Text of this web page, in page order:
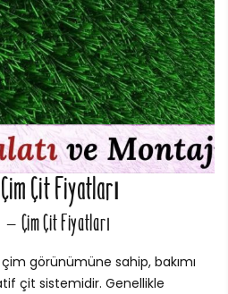
Çit Fiyatları
Çim Çit Fiyatları
görünümüne sahip, bakımı
çit sistemidir. Genellikle